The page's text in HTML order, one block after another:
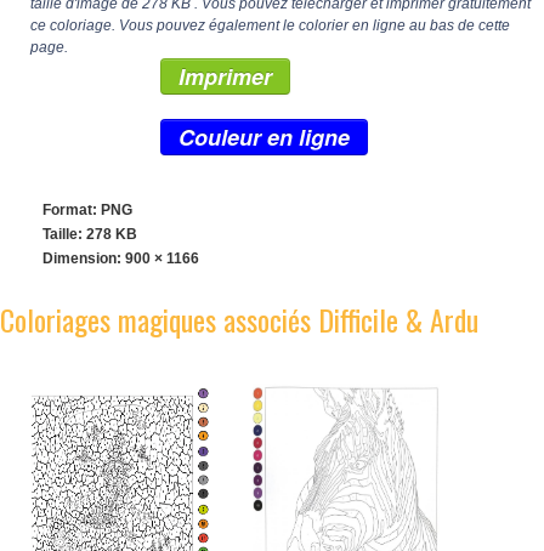
taille d'image de 278 KB . Vous pouvez télécharger et imprimer gratuitement
ce coloriage. Vous pouvez également le colorier en ligne au bas de cette
page.
Imprimer
Couleur en ligne
Format: PNG
Taille: 278 KB
Dimension: 900 × 1166
Coloriages magiques associés Difficile & Ardu